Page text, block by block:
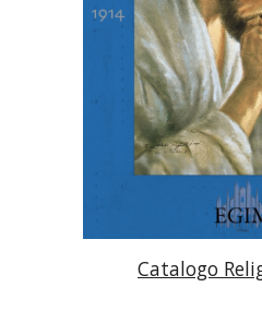
Catalogo